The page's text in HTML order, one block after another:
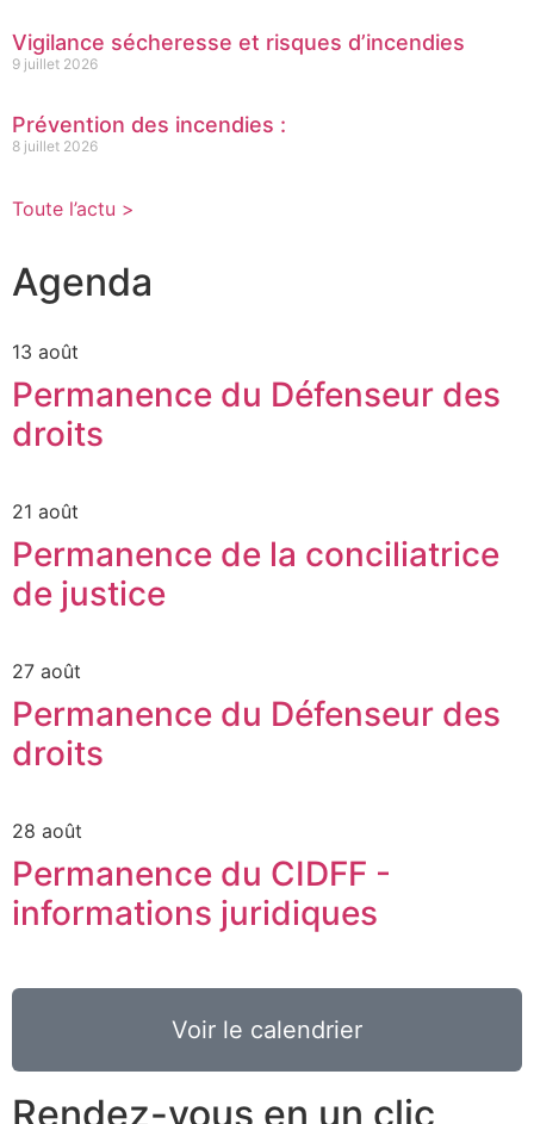
Vigilance sécheresse et risques d’incendies
9 juillet 2026
Prévention des incendies :
8 juillet 2026
Toute l’actu >
Agenda
13 août
Permanence du Défenseur des
droits
21 août
Permanence de la conciliatrice
de justice
27 août
Permanence du Défenseur des
droits
28 août
Permanence du CIDFF -
informations juridiques
Voir le calendrier
Rendez-vous en un clic